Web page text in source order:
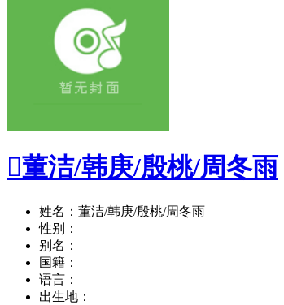
董洁/韩庚/殷桃/周冬雨
姓名：董洁/韩庚/殷桃/周冬雨
性别：
别名：
国籍：
语言：
出生地：